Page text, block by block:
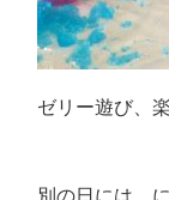
ゼリー遊び、
別の日には、